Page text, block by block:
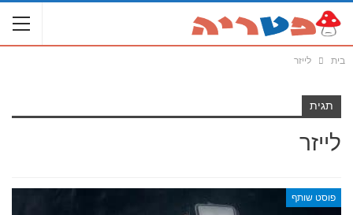
בית לייזר
תגית
לייזר
פוסט שותף